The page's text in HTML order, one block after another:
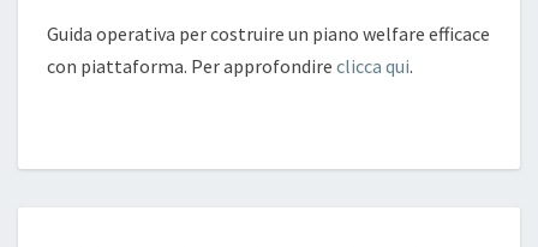
Guida operativa per costruire un piano welfare efficace
con piattaforma. Per approfondire clicca qui.